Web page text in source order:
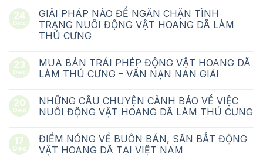
24
Dec
GIẢI PHÁP NÀO ĐỂ NGĂN CHẶN TÌNH
TRẠNG NUÔI ĐỘNG VẬT HOANG DÃ LÀM
THÚ CƯNG
23
Dec
MUA BÁN TRÁI PHÉP ĐỘNG VẬT HOANG DÃ
LÀM THÚ CƯNG – VẤN NẠN NAN GIẢI
20
Dec
NHỮNG CÂU CHUYỆN CẢNH BÁO VỀ VIỆC
NUÔI ĐỘNG VẬT HOANG DÃ LÀM THÚ CƯNG
17
Dec
ĐIỂM NÓNG VỀ BUÔN BÁN, SĂN BẮT ĐỘNG
VẬT HOANG DÃ TẠI VIỆT NAM